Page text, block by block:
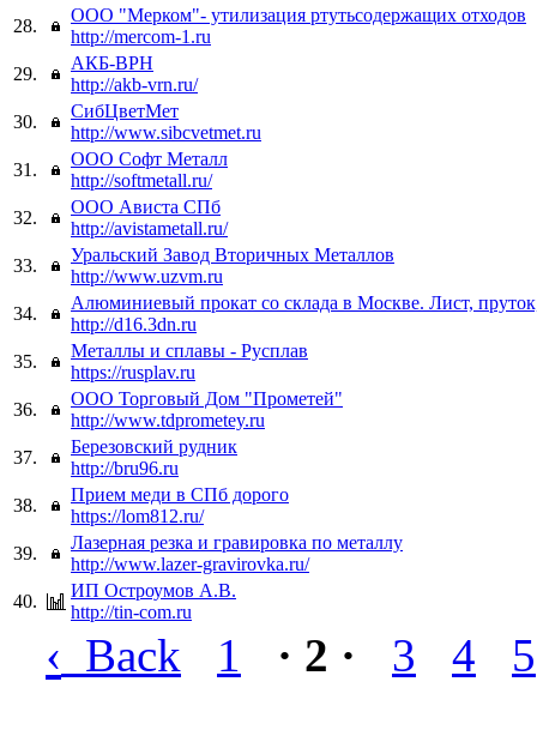
28.
ООО "Мерком"- утилизация ртутьсодержащих отходов
http://mercom-1.ru
29.
АКБ-ВРН
http://akb-vrn.ru/
30.
СибЦветМет
http://www.sibcvetmet.ru
31.
ООО Софт Металл
http://softmetall.ru/
32.
ООО Ависта СПб
http://avistametall.ru/
33.
Уральский Завод Вторичных Металлов
http://www.uzvm.ru
34.
Алюминиевый прокат со склада в Москве. Лист,
http://d16.3dn.ru
35.
Металлы и сплавы - Русплав
https://rusplav.ru
36.
ООО Торговый Дом "Прометей"
http://www.tdprometey.ru
37.
Березовский рудник
http://bru96.ru
38.
Прием меди в СПб дорого
https://lom812.ru/
39.
Лазерная резка и гравировка по металлу
http://www.lazer-gravirovka.ru/
40.
ИП Остроумов А.В.
http://tin-com.ru
‹ Back 1 · 2 · 3 4 5